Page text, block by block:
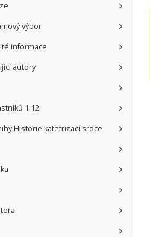
výbor
informace
autory
1.12.
Historie katetrizací srdce